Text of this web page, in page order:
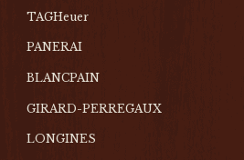
TAGHeuer
PANERAI
BLANCPAIN
GIRARD-PERREGAUX
LONGINES